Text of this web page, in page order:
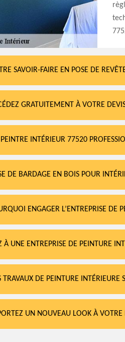
SAVOIR-FAIRE EN POSE DE
GRATUITEMENT À VOTRE
INTÉRIEUR 77520
DE BARDAGE EN BOIS POUR
ENGAGER L’ENTREPRISE DE
À UNE ENTREPRISE DE PEINTURE
TRAVAUX DE PEINTURE INTÉRIEURE
UN NOUVEAU LOOK À VOTRE